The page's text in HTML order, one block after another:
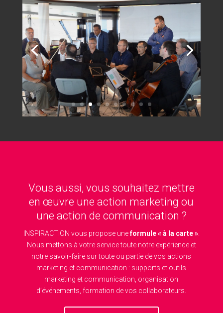
Vous aussi, vous souhaitez mettre
en œuvre une action marketing ou
une action de communication ?
INSPIRACTION vous propose uneformule « à la carte ».
Nous mettons à votre service toute notre expérience et
notre savoir-faire sur toute ou partie de vos actions
marketing et communication : supports et outils
marketing et communication, organisation
d’événements, formation de vos collaborateurs.